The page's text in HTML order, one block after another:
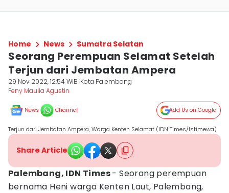
Home News Sumatra Selatan
Seorang Perempuan Selamat Setelah
Terjun dari Jembatan Ampera
29 Nov 2022, 12:54 WIB Kota Palembang
Feny Maulia Agustin
News Channel Add Us on Google
Terjun dari Jembatan Ampera, Warga Kenten Selamat (IDN Times/Istimewa)
Share Article
Palembang, IDN Times- Seorang perempuan
bernama Heni warga Kenten Laut, Palembang,